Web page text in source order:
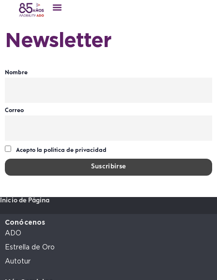
Newsletter
Nombre
Correo
Acepto la política de privacidad
Inicio de Página
Conócenos
ADO
Estrella de Oro
Autotur